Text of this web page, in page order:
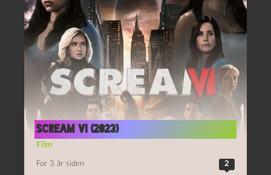
Scream VI (2023)
Film
For 3 år siden 2